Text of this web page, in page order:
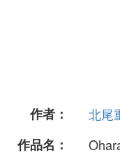
作者：
北尾
作品名：